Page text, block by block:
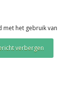
met het gebruik van
verbergen